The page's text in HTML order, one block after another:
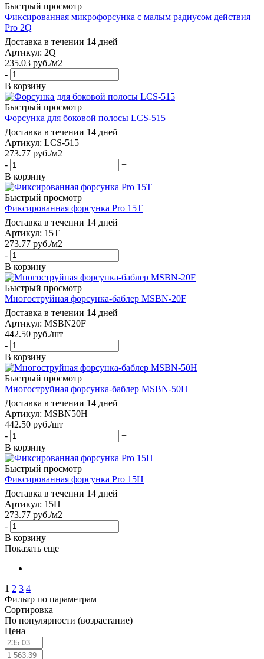
Быстрый просмотр
Фиксированная микрофорсунка с малым радиусом действия
Pro 2Q
Доставка в течении 14 дней
Артикул: 2Q
235.03 руб./м2
-
+
В корзину
Быстрый просмотр
Форсунка для боковой полосы LCS-515
Доставка в течении 14 дней
Артикул: LCS-515
273.77 руб./м2
-
+
В корзину
Быстрый просмотр
Фиксированная форсунка Pro 15T
Доставка в течении 14 дней
Артикул: 15T
273.77 руб./м2
-
+
В корзину
Быстрый просмотр
Многоструйная форсунка-баблер MSBN-20F
Доставка в течении 14 дней
Артикул: MSBN20F
442.50 руб./шт
-
+
В корзину
Быстрый просмотр
Многоструйная форсунка-баблер MSBN-50H
Доставка в течении 14 дней
Артикул: MSBN50H
442.50 руб./шт
-
+
В корзину
Быстрый просмотр
Фиксированная форсунка Pro 15H
Доставка в течении 14 дней
Артикул: 15H
273.77 руб./м2
-
+
В корзину
Показать еще
1 2 3 4
Фильтр по параметрам
Сортировка
По популярности (возрастание)
Цена